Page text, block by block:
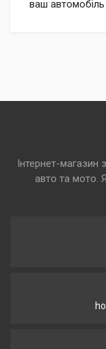
ваш
Інтернет-магазин
авто та мото.